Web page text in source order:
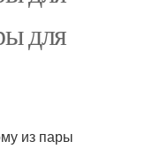
для
из пары